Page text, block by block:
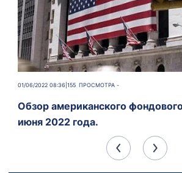
01/06/2022 08:36 155 ПРОСМОТРА -
Обзор американского
июня 2022 года.